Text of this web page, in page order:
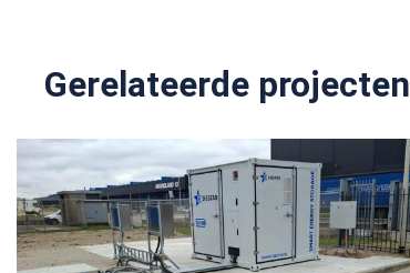
Gerelateerde projecten